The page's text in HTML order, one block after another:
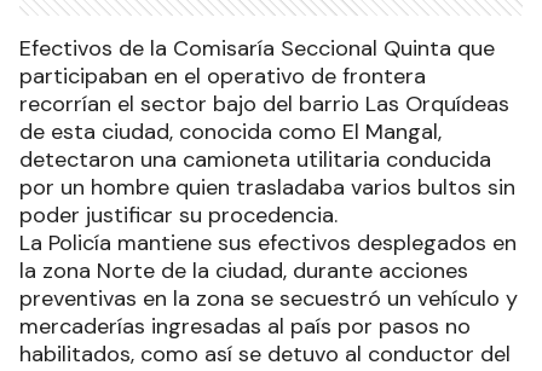
Efectivos de la Comisaría Seccional Quinta que
participaban en el operativo de frontera
recorrían el sector bajo del barrio Las Orquídeas
de esta ciudad, conocida como El Mangal,
detectaron una camioneta utilitaria conducida
por un hombre quien trasladaba varios bultos sin
poder justificar su procedencia.
La Policía mantiene sus efectivos desplegados en
la zona Norte de la ciudad, durante acciones
preventivas en la zona se secuestró un vehículo y
mercaderías ingresadas al país por pasos no
habilitados, como así se detuvo al conductor del